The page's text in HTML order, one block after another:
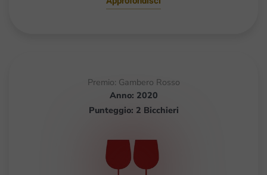
Premio: Gambero Rosso
Anno: 2020
Punteggio: 2 Bicchieri